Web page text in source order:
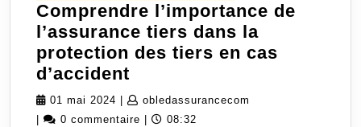
Comprendre l’importance de
l’assurance tiers dans la
protection des tiers en cas
d’accident
l’importance
de
01 mai 2024 01
mai
obledassurancecom
0 commentaire 08:32